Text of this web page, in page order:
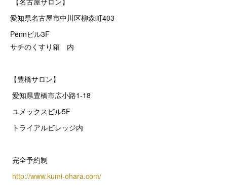
愛知県名古屋市中川区柳森町403
Pennビル3F
サチのくすり箱 内
【豊橋サロン】
愛知県豊橋市広小路1-18
ユメックスビル5F
トライアルビレッジ内
完全予約制
http://www.kumi-ohara.com/